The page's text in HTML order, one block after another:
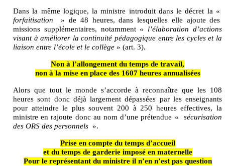
Dans la même logique, la ministre introduit dans le décret la «
forfaitisation
» de 48 heures, dans lesquelles elle ajoute des
missions supplémentaires, notamment « l’élaboration d’actions
visant à améliorer la continuité pédagogique entre les cycles et la
liaison entre l’école et le collège » (art. 3).
Non à l’allongement du temps de travail,
non à la mise en place des 1607 heures annualisées
Alors que tout le monde s’accorde à reconnaître que les 108
heures sont donc déjà largement dépassées par les enseignants
pour atteindre le plus souvent 200 à 250 heures effectives, la
ministre en rajoute donc au nom d’une prétendue «
sécurisation
des ORS des personnels ».
Prise en compte du temps d’accueil
et du temps de garderie imposé en maternelle
Pour le représentant du ministre il n’en n’est pas question